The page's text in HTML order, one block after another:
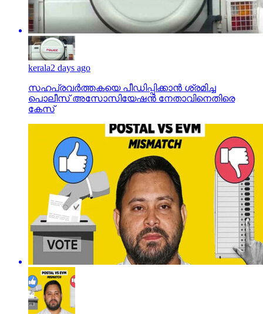
kerala2 days ago
സഹപ്രവര്‍ത്തകയെ പീഡിപ്പിക്കാന്‍ ശ്രമിച്ച
പൊലീസ് അസോസിയേഷന്‍ നേതാവിനെതിരെ
കേസ്